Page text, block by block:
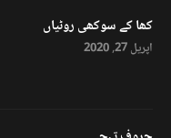
کھا کے سوکھی روٹیاں
اپریل 27, 2020